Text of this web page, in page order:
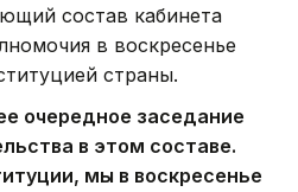
состав кабинета
в воскресенье
страны.
очередное заседание
в этом составе.
мы в воскресенье